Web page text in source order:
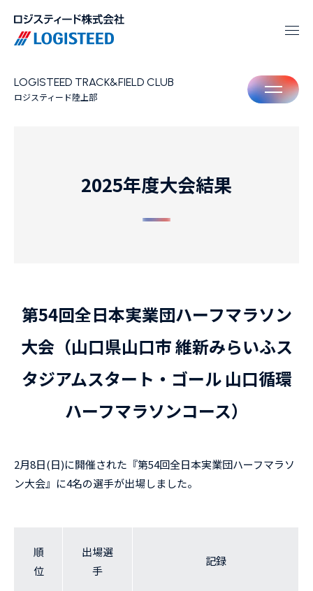
LOGISTEED TRACK&FIELD CLUB
ロジスティード陸上部
2025年度大会結果
第54回全日本実業団ハーフマラソン
大会（山口県山口市 維新みらいふス
タジアムスタート・ゴール 山口循環
ハーフマラソンコース）
2月8日(日)に開催された『第54回全日本実業団ハーフマラソ
ン大会』に4名の選手が出場しました。
順
位
出場選
手
記録